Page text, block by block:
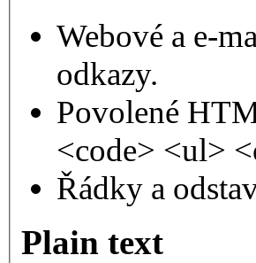
Webové a e-
odkazy.
Povolené
<code> <ul>
Řádky a
Plain text